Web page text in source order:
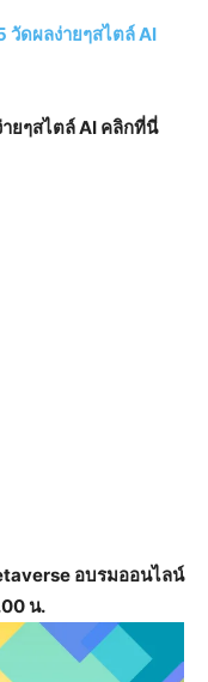
วัดผลง่ายๆสไตล์ AI
ยๆสไตล์ AI คลิกที่นี่
อบรมออนไลน์
น.